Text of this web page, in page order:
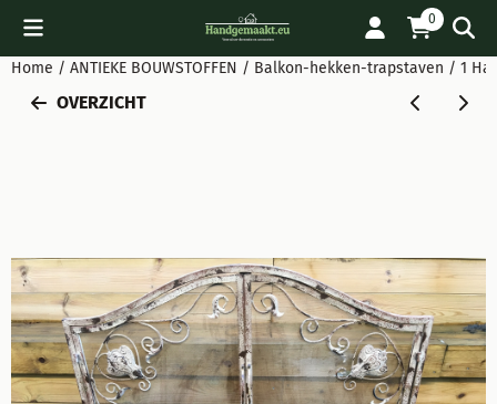
Cookievoorkeuren zijn beschikbaar. Kies instellingen of sta
0
Home / ANTIEKE BOUWSTOFFEN / Balkon-hekken-trapstaven / 1
OVERZICHT